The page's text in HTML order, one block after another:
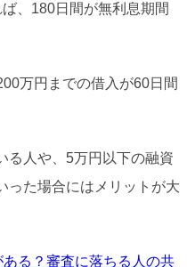
、180日間が無利息期間
万円までの借入が60日間
る人や、5万円以下の融資
った場合にはメリットが大
る？審査に落ちる人の共